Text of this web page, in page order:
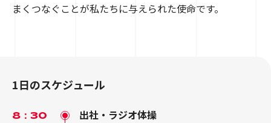
まくつなぐことが私たちに与えられた使命です。
1日のスケジュール
8：30 出社・ラジオ体操